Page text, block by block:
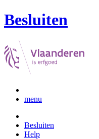
Besluiten
menu
Besluiten
Help